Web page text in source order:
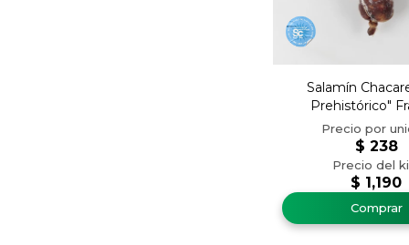
Salamín
Prehistórico"
$ 1,190
$ 238